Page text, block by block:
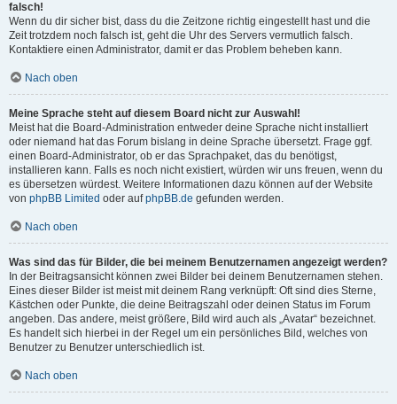
falsch!
Wenn du dir sicher bist, dass du die Zeitzone richtig eingestellt hast und die
Zeit trotzdem noch falsch ist, geht die Uhr des Servers vermutlich falsch.
Kontaktiere einen Administrator, damit er das Problem beheben kann.
Nach oben
Meine Sprache steht auf diesem Board nicht zur Auswahl!
Meist hat die Board-Administration entweder deine Sprache nicht installiert
oder niemand hat das Forum bislang in deine Sprache übersetzt. Frage ggf.
einen Board-Administrator, ob er das Sprachpaket, das du benötigst,
installieren kann. Falls es noch nicht existiert, würden wir uns freuen, wenn du
es übersetzen würdest. Weitere Informationen dazu können auf der Website
von phpBB Limited oder aufphpBB.de gefunden werden.
Nach oben
Was sind das für Bilder, die bei meinem Benutzernamen angezeigt werden?
In der Beitragsansicht können zwei Bilder bei deinem Benutzernamen stehen.
Eines dieser Bilder ist meist mit deinem Rang verknüpft: Oft sind dies Sterne,
Kästchen oder Punkte, die deine Beitragszahl oder deinen Status im Forum
angeben. Das andere, meist größere, Bild wird auch als „Avatar“ bezeichnet.
Es handelt sich hierbei in der Regel um ein persönliches Bild, welches von
Benutzer zu Benutzer unterschiedlich ist.
Nach oben